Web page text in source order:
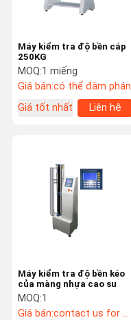
Máy kiểm tra độ bền cáp
250KG
MOQ:1 miếng
Giá bán:có thể đàm phán
Giá tốt nhất
Liên hệ
Máy kiểm tra độ bền kéo
của màng nhựa cao su
MOQ:1
Giá bán:contact us for more information